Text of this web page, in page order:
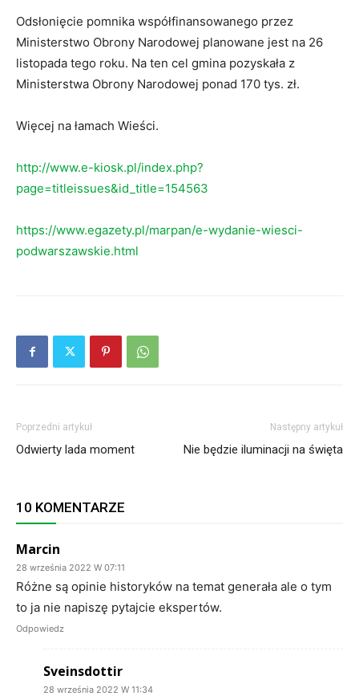
Odsłonięcie pomnika współfinansowanego przez
Ministerstwo Obrony Narodowej planowane jest na 26
listopada tego roku. Na ten cel gmina pozyskała z
Ministerstwa Obrony Narodowej ponad 170 tys. zł.
Więcej na łamach Wieści.
http://www.e-kiosk.pl/index.php?
page=titleissues&id_title=154563
https://www.egazety.pl/marpan/e-wydanie-wiesci-
podwarszawskie.html
Poprzedni artykuł
Odwierty lada moment
Następny artykuł
Nie będzie iluminacji na święta
10 KOMENTARZE
Marcin
28 września 2022 W 07:11
Różne są opinie historyków na temat generała ale o tym
to ja nie napiszę pytajcie ekspertów.
Odpowiedz
Sveinsdottir
28 września 2022 W 11:34